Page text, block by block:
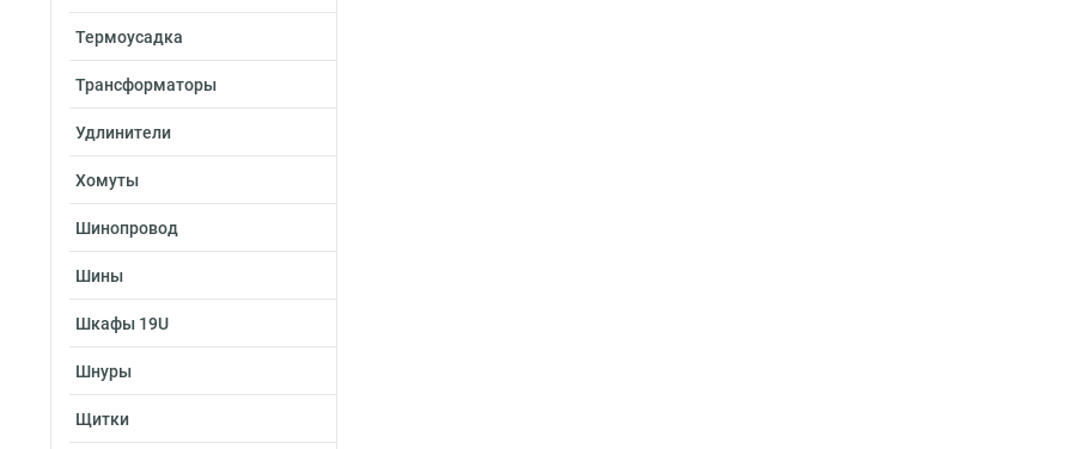
Термоусадка
Трансформаторы
Удлинители
Хомуты
Шинопровод
Шины
Шкафы 19U
Шнуры
Щитки